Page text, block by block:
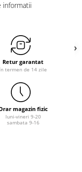
Retur garantat
termen de 14 zile
magazin fizic
luni-vineri 9-20
sambata 9-16